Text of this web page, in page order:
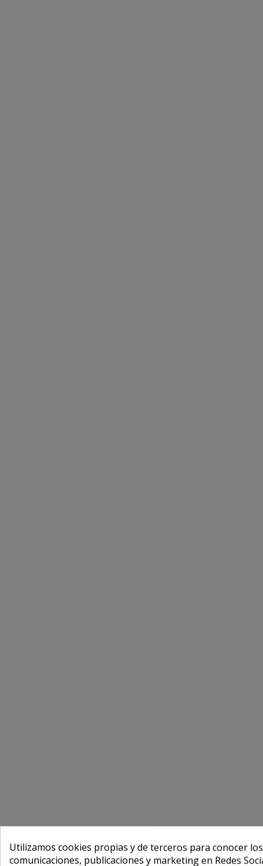
Utilizamos cookies propias y de terceros para conocer
comunicaciones, publicaciones y marketing en Redes